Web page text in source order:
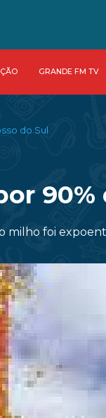
GRANDE FM TV
do Sul
90%
milho foi